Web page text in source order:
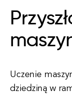
Uczenie
dziedziną w